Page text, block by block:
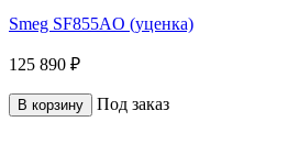
Smeg SF855AO (уценка)
125 890 ₽
В корзину Под заказ